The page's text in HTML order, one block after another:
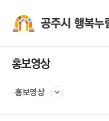
홍보영상
홍보영상